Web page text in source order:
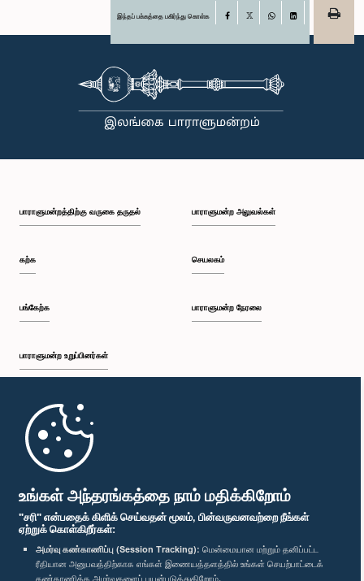
உங்கள் அந்தரங்கத்தை நாம் மதிக்கிறோம்
"சரி" என்பதைக் கிளிக் செய்வதன் மூலம், பின்வருவனவற்றை நீங்கள்
ஏற்றுக் கொள்கிறீர்கள்:
அமர்வு கண்காணிப்பு (Session Tracking): மென்மையான மற்றும் தனிப்பட்ட
ரீதியான அனுபவத்திற்காக எங்கள் இணையத்தளத்தில் உங்கள் செயற்பாட்டைக்
கண்காணிக்க அமர்வுகளைப் பயன்படுத்துகிறோம்.
இந்தப் பக்கத்தை பகிர்ந்து கொள்க Facebook
பாராளுமன்றத்திற்கு வருகை தருதல்
கற்க
பங்கேற்க
பாராளுமன்ற உறுப்பினர்கள்
முதற்பக்கம்
பாராளுமன்ற அலுவல்கள்
செயலகம்
பாராளுமன்ற நேரலை
பாராளுமன்ற கையடக்க செயலி
எம்மை பின்தொடர்க :